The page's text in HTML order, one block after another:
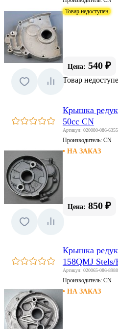
Товар недоступен
Цена: 540 ₽
Товар
Крышка
50сс CN
Артикул: 020080-086-6355
Производитель: CN
• НА ЗАКАЗ
Цена: 850 ₽
Крышка
158QMJ
Артикул: 020065-086-8988
Производитель: CN
• НА ЗАКАЗ